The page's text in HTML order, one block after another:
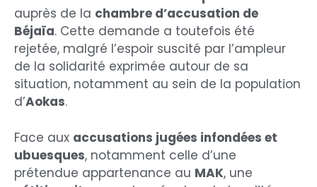
auprès de la chambre d’accusation de
Béjaïa. Cette demande a toutefois été
rejetée, malgré l’espoir suscité par l’ampleur
de la solidarité exprimée autour de sa
situation, notamment au sein de la population
d’Aokas.
Face aux accusations jugées infondées et
ubuesques, notamment celle d’une
prétendue appartenance au MAK, une